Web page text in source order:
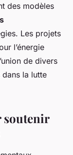
des modèles
Les projets
l’énergie
de divers
la lutte
soutenir